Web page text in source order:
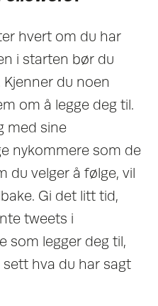
hvert om du har
i starten bør du
du noen
om å legge deg til.
med sine
nykommere som de
du velger å følge, vil
Gi det litt tid,
tweets i
som legger deg til,
hva du har sagt